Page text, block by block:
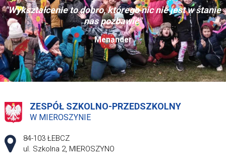
"Wykształcenie to dobro, którego nic nie jest w stanie
nas pozbawić"
Menander
ZESPÓŁ SZKOLNO-PRZEDSZKOLNY
W MIEROSZYNIE
Adres pocztowy:
84-103 ŁEBCZ
ul. Szkolna 2, MIEROSZYNO